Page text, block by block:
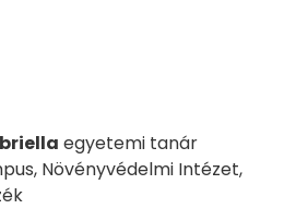
egyetemi tanár
Növényvédelmi Intézet,